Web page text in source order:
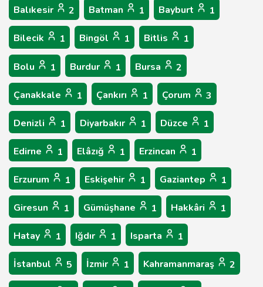
Balıkesir 2 Batman 1 Bayburt 1
Bilecik 1 Bingöl 1 Bitlis 1
Bolu 1 Burdur 1 Bursa 2
Çanakkale 1 Çankırı 1 Çorum 3
Denizli 1 Diyarbakır 1 Düzce 1
Edirne 1 Elâzığ 1 Erzincan 1
Erzurum 1 Eskişehir 1 Gaziantep 1
Giresun 1 Gümüşhane 1 Hakkâri 1
Hatay 1 Iğdır 1 Isparta 1
İstanbul 5 İzmir 1 Kahramanmaraş 2